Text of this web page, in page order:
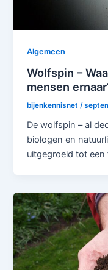
Algemeen
Wolfspin –
mensen
bijenkennisnet /
De wolfspin – al
biologen en
uitgegroeid tot